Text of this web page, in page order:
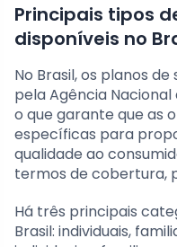
Principais tipos
disponíveis no
No Brasil, os planos
pela Agência Nacional
o que garante que as
específicas para
qualidade ao
termos de cobertura,
Há três principais
Brasil: individuais,